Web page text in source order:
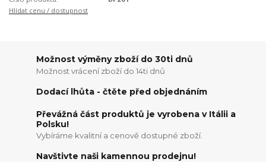
Hlídat cenu / dostupnost
Možnost výměny zboží do 30ti dnů
Možnost vrácení zboží do 14ti dnů
Dodací lhůta - čtěte před objednáním
Převážná část produktů je vyrobena v Itálii a
Polsku!
Vybíráme kvalitní a cenově dostupné zboží.
Navštivte naši kamennou prodejnu!